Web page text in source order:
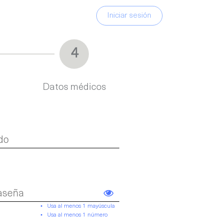
Iniciar sesión
4
Datos médicos
Usa al menos 1 mayúscula
Usa al menos 1 número